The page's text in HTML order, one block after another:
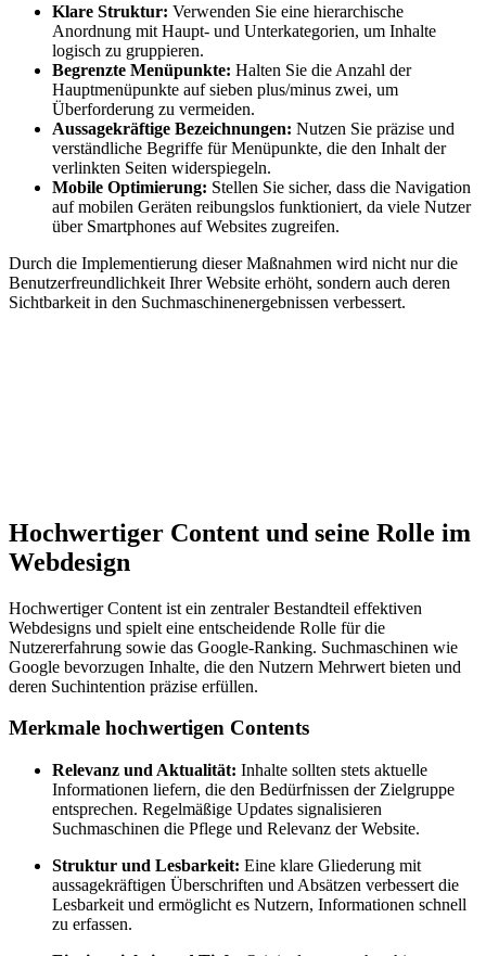
Klare Struktur: Verwenden Sie eine hierarchische
Anordnung mit Haupt- und Unterkategorien, um Inhalte
logisch zu gruppieren.
Begrenzte Menüpunkte: Halten Sie die Anzahl der
Hauptmenüpunkte auf sieben plus/minus zwei, um
Überforderung zu vermeiden.
Aussagekräftige Bezeichnungen: Nutzen Sie präzise und
verständliche Begriffe für Menüpunkte, die den Inhalt der
verlinkten Seiten widerspiegeln.
Mobile Optimierung: Stellen Sie sicher, dass die Navigation
auf mobilen Geräten reibungslos funktioniert, da viele Nutzer
über Smartphones auf Websites zugreifen.
Durch die Implementierung dieser Maßnahmen wird nicht nur die
Benutzerfreundlichkeit Ihrer Website erhöht, sondern auch deren
Sichtbarkeit in den Suchmaschinenergebnissen verbessert.
Hochwertiger Content und seine Rolle im
Webdesign
Hochwertiger Content ist ein zentraler Bestandteil effektiven
Webdesigns und spielt eine entscheidende Rolle für die
Nutzererfahrung sowie das Google-Ranking. Suchmaschinen wie
Google bevorzugen Inhalte, die den Nutzern Mehrwert bieten und
deren Suchintention präzise erfüllen.
Merkmale hochwertigen Contents
Relevanz und Aktualität: Inhalte sollten stets aktuelle
Informationen liefern, die den Bedürfnissen der Zielgruppe
entsprechen. Regelmäßige Updates signalisieren
Suchmaschinen die Pflege und Relevanz der Website.
Struktur und Lesbarkeit: Eine klare Gliederung mit
aussagekräftigen Überschriften und Absätzen verbessert die
Lesbarkeit und ermöglicht es Nutzern, Informationen schnell
zu erfassen.